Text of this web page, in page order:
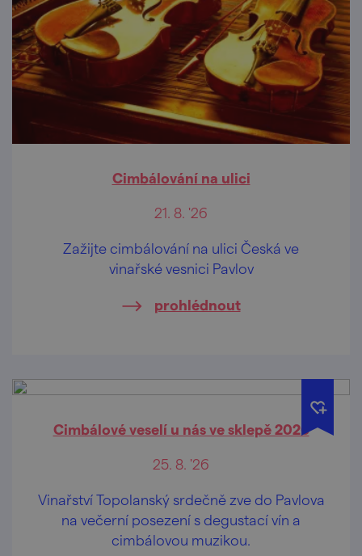
Cimbálování na ulici
21. 8. '26
Zažijte cimbálování na ulici Česká ve
vinařské vesnici Pavlov
prohlédnout
Cimbálové veselí u nás ve sklepě 2026
25. 8. '26
Vinařství Topolanský srdečně zve do Pavlova
na večerní posezení s degustací vín a
cimbálovou muzikou.